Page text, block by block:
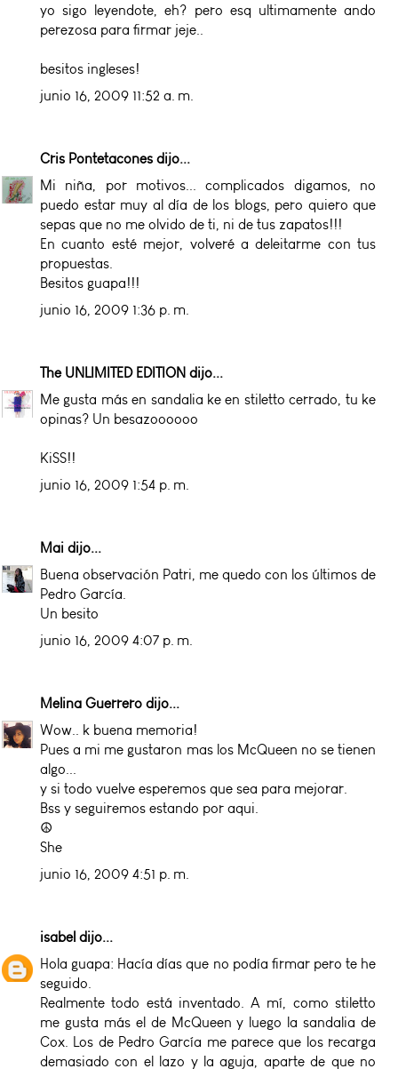
yo sigo leyendote, eh? pero esq ultimamente ando
perezosa para firmar jeje..
besitos ingleses!
junio 16, 2009 11:52 a. m.
Cris Pontetacones dijo...
Mi niña, por motivos... complicados digamos, no
puedo estar muy al día de los blogs, pero quiero que
sepas que no me olvido de ti, ni de tus zapatos!!!
En cuanto esté mejor, volveré a deleitarme con tus
propuestas.
Besitos guapa!!!
junio 16, 2009 1:36 p. m.
The UNLIMITED EDITION dijo...
Me gusta más en sandalia ke en stiletto cerrado, tu ke
opinas? Un besazoooooo
KiSS!!
junio 16, 2009 1:54 p. m.
Mai dijo...
Buena observación Patri, me quedo con los últimos de
Pedro García.
Un besito
junio 16, 2009 4:07 p. m.
Melina Guerrero dijo...
Wow.. k buena memoria!
Pues a mi me gustaron mas los McQueen no se tienen
algo...
y si todo vuelve esperemos que sea para mejorar.
Bss y seguiremos estando por aqui.
☮
She
junio 16, 2009 4:51 p. m.
isabel dijo...
Hola guapa: Hacía días que no podía firmar pero te he
seguido.
Realmente todo está inventado. A mí, como stiletto
me gusta más el de McQueen y luego la sandalia de
Cox. Los de Pedro García me parece que los recarga
demasiado con el lazo y la aguja, aparte de que no